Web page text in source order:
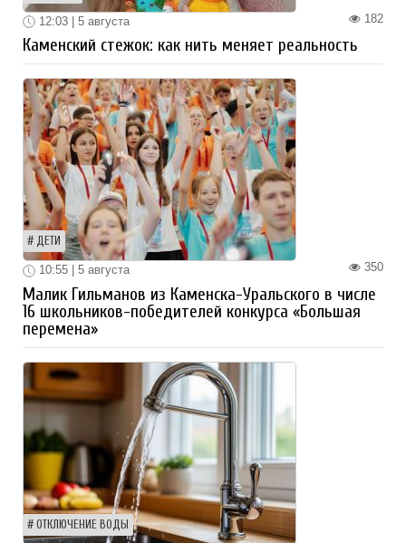
182
12:03 | 5 августа
Каменский стежок: как нить меняет реальность
ДЕТИ
350
10:55 | 5 августа
Малик Гильманов из Каменска-Уральского в числе
16 школьников-победителей конкурса «Большая
перемена»
ОТКЛЮЧЕНИЕ ВОДЫ